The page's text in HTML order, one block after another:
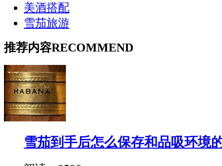
美酒搭配
雪茄旅游
推荐内容RECOMMEND
雪茄到手后怎么保存和品吸环境